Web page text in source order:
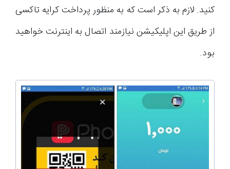
کنید. لازم به ذکر است که به منظور پرداخت کرایه تاکسی
از طریق این اپلیکیشن نیازمند اتصال به اینترنت خواهید
بود.